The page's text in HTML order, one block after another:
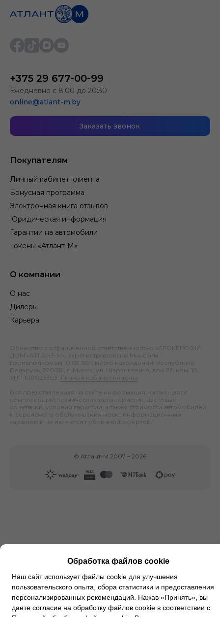
Покупателям
Личный кабинет клиента
Бонусная программа
Электронная книга отзывов
Юридическая информация
Гарантии на автомобили
Токены «Атлант-М»
О компании
О нас
Дилеры
Карьера
+375 29 677-00-99
Ежедневно с 8:00 до 20:30
online@atlant-m.by
Заказать звонок
Общество с ограниченной ответственностью «БРОКЕРСКИЙ
ДОМ «АТЛАНТ-М», зарегистрировано Минским
горисполкомом 10.09.1991; место нахождения: Республика
Беларусь, 220019, г. Минск, ул. Шаранговича, дом 22, ком. 10;
УНП 100023303.
Личный кабинет клиента
Вся представленная на сайте информация, касающаяся
комплектаций, технических характеристик, цветовых
сочетаний, условий гарантии, а также стоимости автомобилей
и сервисного обслуживания носит информационный
характер и не является публичной офертой.
© Атлант-М 2007 – 2026
Обработка файлов cookie
Наш сайт использует файлы cookie для улучшения
пользовательского опыта, сбора статистики и предоставления
персонализированных рекомендаций. Нажав «Принять», вы
даете согласие на обработку файлов cookie в соответствии с